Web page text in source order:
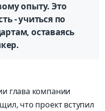
опыту. Это
- учиться по
оставаясь
глава компании
что проект вступил